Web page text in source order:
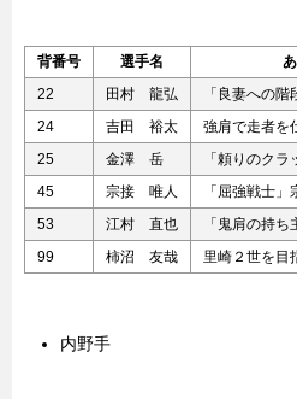
背番号 選手名
22
田村 龍弘
「良妻への階
24
吉田 裕太
強肩で走者を
25
金澤 岳
「頼りのク
45
宗接 唯人
「屈強戦士」
53
江村 直也
「鬼肩の持ち
99
柿沼 友哉 里崎２世を目
内野手